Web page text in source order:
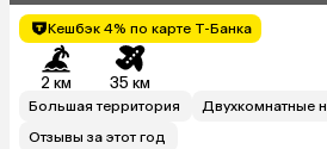
Кешбэк 4% по карте Т-Банка
2 км 35 км
Большая территория
Двухкомнатные
Отзывы за этот год